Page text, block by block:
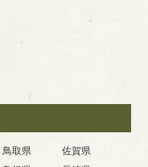
鳥取県
佐賀県